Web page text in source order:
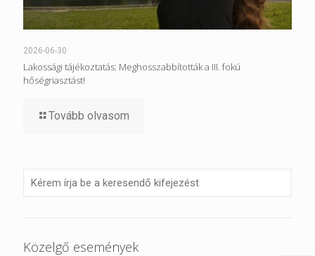
2026-06-30
Lakossági tájékoztatás: Meghosszabbították a III. fokú
hőségriasztást!
Tovább olvasom
Közelgő események